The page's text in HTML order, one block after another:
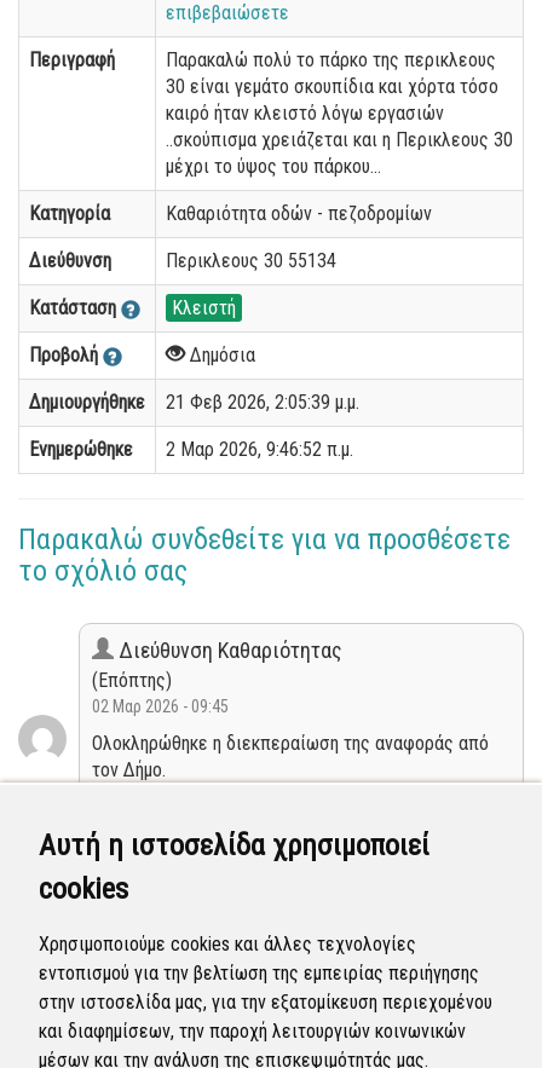
Αυτή η ιστοσελίδα χρησιμοποιεί
cookies
Χρησιμοποιούμε cookies και άλλες τεχνολογίες
εντοπισμού για την βελτίωση της εμπειρίας περιήγησης
στην ιστοσελίδα μας, για την εξατομίκευση περιεχομένου
και διαφημίσεων, την παροχή λειτουργιών κοινωνικών
μέσων και την ανάλυση της επισκεψιμότητάς μας.
επιβεβαιώσετε
Περιγραφή
Παρακαλώ πολύ το πάρκο της περικλεους
30 είναι γεμάτο σκουπίδια και χόρτα τόσο
καιρό ήταν κλειστό λόγω εργασιών
..σκούπισμα χρειάζεται και η Περικλεους 30
μέχρι το ύψος του πάρκου…
Κατηγορία Καθαριότητα οδών - πεζοδρομίων
Διεύθυνση Περικλεους 30 55134
Κατάσταση Κλειστή
Προβολή Δημόσια
Δημιουργήθηκε 21 Φεβ 2026, 2:05:39 μ.μ.
Ενημερώθηκε 2 Μαρ 2026, 9:46:52 π.μ.
Παρακαλώ συνδεθείτε για να προσθέσετε
το σχόλιό σας
Διεύθυνση Καθαριότητας
(Επόπτης)
02 Μαρ 2026 - 09:45
Ολοκληρώθηκε η διεκπεραίωση της αναφοράς από
τον Δήμο.
Διεύθυνση Καθαριότητας
(Επόπτης)
22 Φεβ 2026 - 04:28
Η αναφορά προγραμματίστηκε να επιλυθεί.
Προγραμματισμένη